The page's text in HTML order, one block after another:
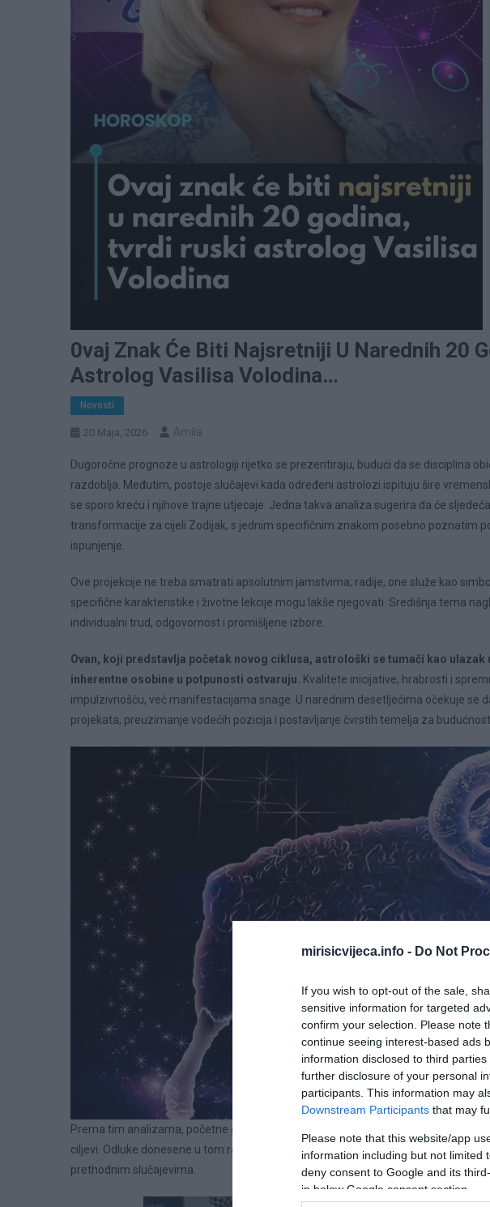
mirisicvijeca.info - Do Not
If you wish to opt-out of the sale,
sensitive information for targeted
confirm your selection. Please note
continue seeing interest-based ads
information disclosed to third
further disclosure of your personal
participants. This information may
Downstream Participants that may
Please note that this website/app
information including but not limited
deny consent to Google and its
in below Google consent section.
0vaj Znak Će Biti Najsretniji U Narednih 20
Astrolog Vasilisa Volodina…
Novosti
20 Maja, 2026 Amila
Dugoročne prognoze u astrologiji rijetko se prezentiraju, budući da se disciplina
razdoblja. Međutim, postoje slučajevi kada određeni astrolozi ispituju šire
se sporo kreću i njihove trajne utjecaje. Jedna takva analiza sugerira da će
transformacije za cijeli Zodijak, s jednim specifičnim znakom posebno poznatim
ispunjenje.
Ove projekcije ne treba smatrati apsolutnim jamstvima; radije, one služe kao
specifične karakteristike i životne lekcije mogu lakše njegovati. Središnja tema
individualni trud, odgovornost i promišljene izbore.
Ovan, koji predstavlja početak novog ciklusa, astrološki se tumači kao ulazak
inherentne osobine u potpunosti ostvaruju.
Kvalitete inicijative, hrabrosti i
impulzivnošću, već manifestacijama snage. U narednim desetljećima očekuje se
projekata, preuzimanje vodećih pozicija i postavljanje čvrstih temelja za budućnost.
Prema tim analizama, početne godine ciklusa predstavljaju izrazito povoljno
ciljevi. Odluke donesene u tom razdoblju mogu imati trajne učinke, ali također
prethodnim slučajevima.